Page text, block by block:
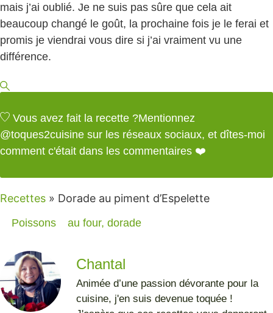
mais j’ai oublié. Je ne suis pas sûre que cela ait
beaucoup changé le goût, la prochaine fois je le ferai et
promis je viendrai vous dire si j’ai vraiment vu une
différence.
Vous avez fait la recette ?Mentionnez
@toques2cuisine sur les réseaux sociaux, et dîtes-moi
comment c'était dans les commentaires ❤️
Recettes » Dorade au piment d’Espelette
Poissons au four, dorade
Chantal
Animée d’une passion dévorante pour la
cuisine, j'en suis devenue toquée !